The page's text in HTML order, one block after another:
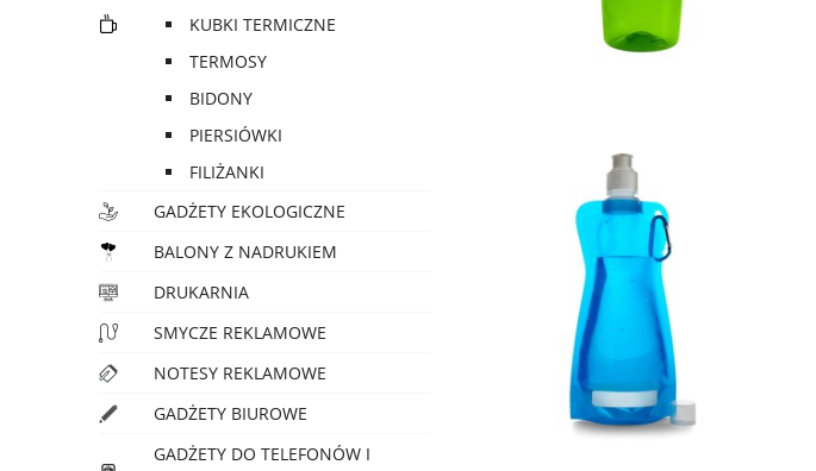
KUBKI TERMICZNE
TERMOSY
BIDONY
PIERSIÓWKI
FILIŻANKI
GADŻETY EKOLOGICZNE
BALONY Z NADRUKIEM
DRUKARNIA
SMYCZE REKLAMOWE
NOTESY REKLAMOWE
GADŻETY BIUROWE
GADŻETY DO TELEFONÓW I